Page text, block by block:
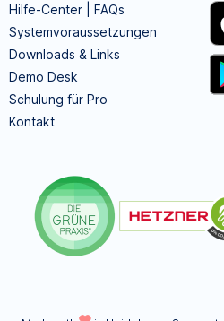
Hilfe-Center | FAQs
Systemvoraussetzungen
Downloads & Links
Demo Desk
Schulung für Pro
Kontakt